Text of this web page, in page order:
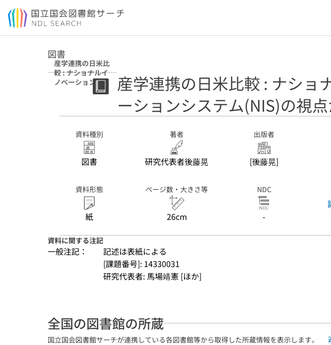
本文へ移動
図書
産学連携の日米比
較 : ナショナルイ
ノベーションシス
テム(NIS)の視点
産学連携の日米比較 : ナショ
ーションシステム(NIS)の視
資料種別
図書
著者
研究代表者後藤晃
出版者
[後藤晃]
資料形態
紙
ページ数・大きさ等
26cm
NDC
-
資料に関する注記
一般注記：
記述は表紙による
[課題番号]: 14330031
研究代表者: 馬場靖憲 [ほか]
全国の図書館の所蔵
国立国会図書館サーチが連携している各図書館等から取得した所蔵情報を表示します。